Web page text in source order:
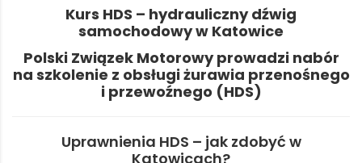
Kurs HDS – hydrauliczny dźwig
samochodowy w Katowice
Polski Związek Motorowy prowadzi nabór
na szkolenie z obsługi żurawia przenośnego
i przewoźnego (HDS)
Uprawnienia HDS – jak zdobyć w
Katowicach?